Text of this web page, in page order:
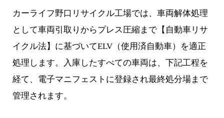
カーライフ野口リサイクル工場では、車両解体処理
として車両引取りからプレス圧縮まで【自動車リサ
イクル法】に基づいてELV（使用済自動車）を適正
処理します。入庫したすべての車両は、下記工程を
経て、電子マニフェストに登録され最終処分場まで
管理されます。